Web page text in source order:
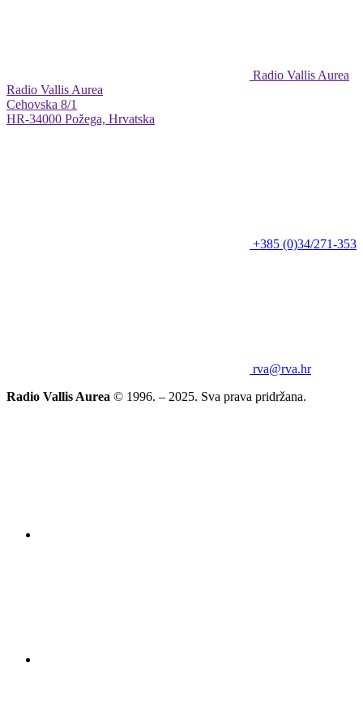
Radio Vallis Aurea
Radio Vallis Aurea
Cehovska 8/1
HR-34000 Požega, Hrvatska
+385 (0)34/271-353
rva@rva.hr
Radio Vallis Aurea © 1996. – 2025. Sva prava pridržana.